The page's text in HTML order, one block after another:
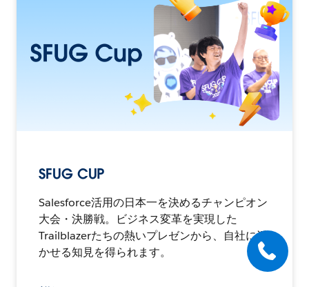
SFUG CUP
Salesforce活用の日本一を決めるチャンピオン
大会・決勝戦。ビジネス変革を実現した
Trailblazerたちの熱いプレゼンから、自社に活
かせる知見を得られます。